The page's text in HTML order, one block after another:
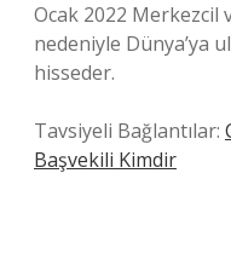
Ocak 2022 Merkezcil
nedeniyle Dünya’ya
hisseder.
Tavsiyeli Bağlantılar:
Başvekili Kimdir